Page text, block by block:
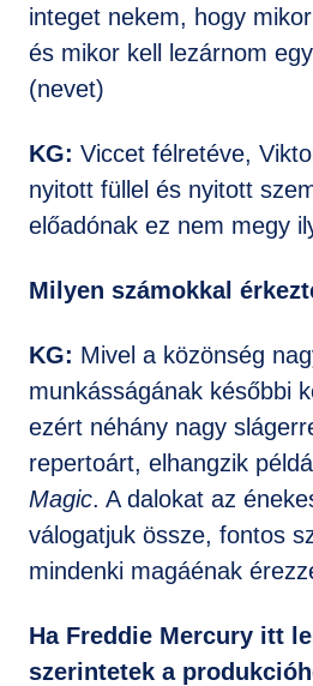
integet nekem, hogy
és mikor kell lezárnom
(nevet)
KG: Viccet félretéve,
nyitott füllel és nyitott
előadónak ez nem megy
Milyen számokkal
KG: Mivel a közönség
munkásságának későbbi
ezért néhány nagy
repertoárt, elhangzik
Magic. A dalokat az
válogatjuk össze, fontos
mindenki magáénak
Ha Freddie Mercury itt
szerintetek a